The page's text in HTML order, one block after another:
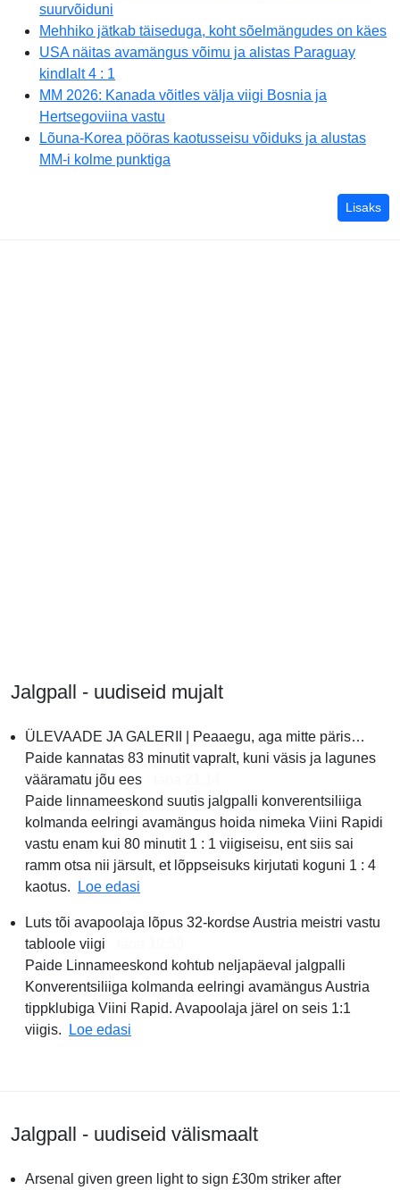
suurvõiduni
Mehhiko jätkab täiseduga, koht sõelmängudes on käes
USA näitas avamängus võimu ja alistas Paraguay
kindlalt 4 : 1
MM 2026: Kanada võitles välja viigi Bosnia ja
Hertsegoviina vastu
Lõuna-Korea pööras kaotusseisu võiduks ja alustas
MM-i kolme punktiga
Lisaks
Jalgpall - uudiseid mujalt
ÜLEVAADE JA GALERII | Peaaegu, aga mitte päris…
Paide kannatas 83 minutit vapralt, kuni väsis ja lagunes
vääramatu jõu ees
Paide linnameeskond suutis jalgpalli konverentsiliiga
kolmanda eelringi avamängus hoida nimeka Viini Rapidi
vastu enam kui 80 minutit 1 : 1 viigiseisu, ent siis sai
ramm otsa nii järsult, et lõppseisuks kirjutati koguni 1 : 4
kaotus.
Loe edasi
Luts tõi avapoolaja lõpus 32-kordse Austria meistri vastu
tabloole viigi
Paide Linnameeskond kohtub neljapäeval jalgpalli
Konverentsiliiga kolmanda eelringi avamängus Austria
tippklubiga Viini Rapid. Avapoolaja järel on seis 1:1
viigis.
Loe edasi
Jalgpall - uudiseid välismaalt
Arsenal given green light to sign £30m striker after